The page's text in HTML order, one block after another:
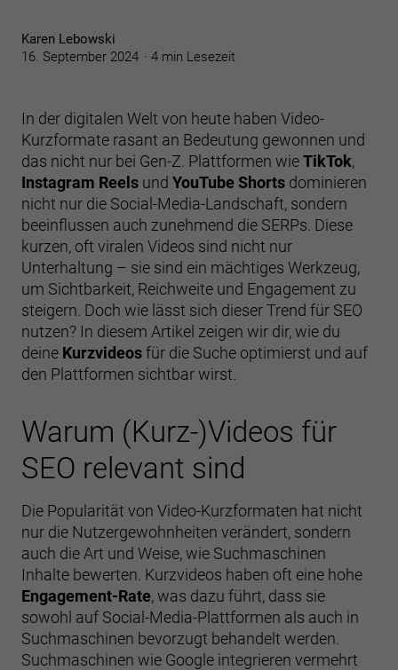
Karen Lebowski
16. September 2024
4 min Lesezeit
In der digitalen Welt von heute haben Video-
Kurzformate rasant an Bedeutung gewonnen und
das nicht nur bei Gen-Z. Plattformen wieTikTok,
Instagram Reels und YouTube Shorts dominieren
nicht nur die Social-Media-Landschaft, sondern
beeinflussen auch zunehmend die SERPs. Diese
kurzen, oft viralen Videos sind nicht nur
Unterhaltung – sie sind ein mächtiges Werkzeug,
um Sichtbarkeit, Reichweite und Engagement zu
steigern. Doch wie lässt sich dieser Trend für SEO
nutzen? In diesem Artikel zeigen wir dir, wie du
deine Kurzvideosfür die Suche optimierst und auf
den Plattformen sichtbar wirst.
Warum (Kurz-)Videos für
SEO relevant sind
Die Popularität von Video-Kurzformaten hat nicht
nur die Nutzergewohnheiten verändert, sondern
auch die Art und Weise, wie Suchmaschinen
Inhalte bewerten. Kurzvideos haben oft eine hohe
Engagement-Rate, was dazu führt, dass sie
sowohl auf Social-Media-Plattformen als auch in
Suchmaschinen bevorzugt behandelt werden.
Suchmaschinen wie Google integrieren vermehrt